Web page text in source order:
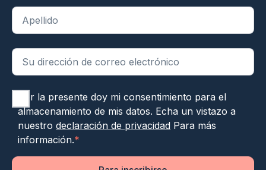
Por la presente doy mi consentimiento para el
almacenamiento de mis datos. Echa un vistazo a
nuestrodeclaración de privacidad Para más
información.*